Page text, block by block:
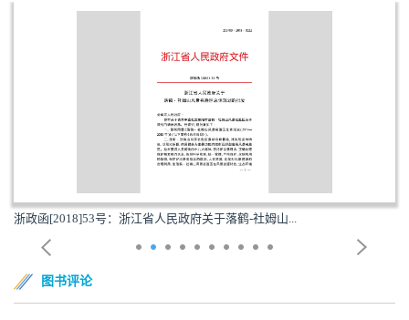
浙政函[2018]53号：浙江省人民政府关于落鹤-社姆山...
图书评论